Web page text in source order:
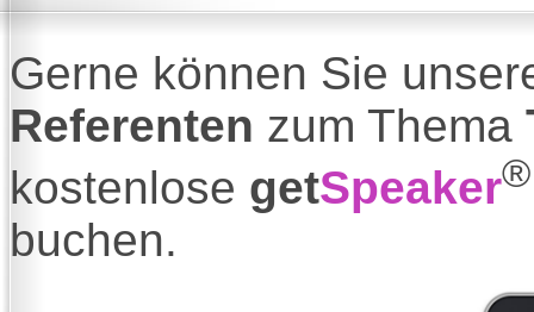
Gerne können Sie
Referenten zum Thema
kostenlose getSpeaker®
buchen.